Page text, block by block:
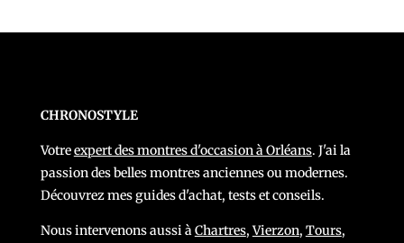
CHRONOSTYLE
Votreexpert des montres d'occasion à Orléans. J'ai la
passion des belles montres anciennes ou modernes.
Découvrez mes guides d'achat, tests et conseils.
Nous intervenons aussi àChartres,Vierzon, Tours,